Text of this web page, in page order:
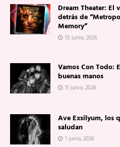
Dream Theater: El
detrás de
Memory”
15 junio, 2026
Vamos Con Todo:
buenas manos
11 junio, 2026
Ave Exsilyum, los
saludan
1 junio, 2026